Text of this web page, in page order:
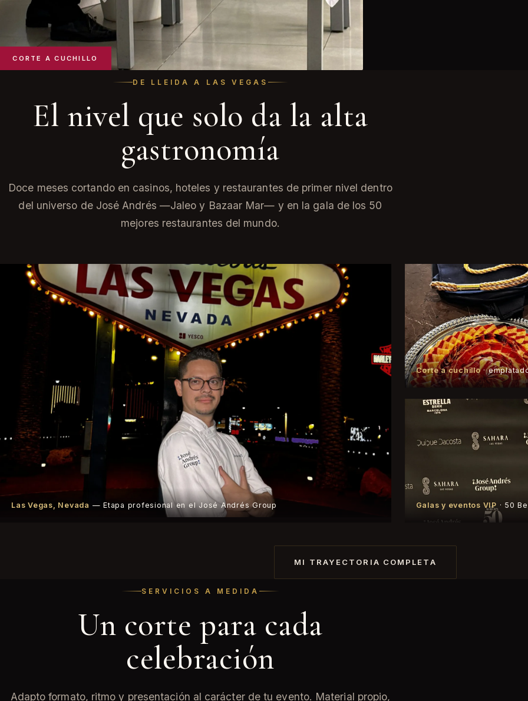
CORTE A CUCHILLO
DE LLEIDA A LAS VEGAS
El nivel que solo da la alta
gastronomía
Doce meses cortando en casinos, hoteles y restaurantes de primer nivel dentro
del universo de José Andrés —Jaleo y Bazaar Mar— y en la gala de los 50
mejores restaurantes del mundo.
Las Vegas, Nevada — Etapa profesional en el José Andrés Group
Corte a cuchillo·
Galas y eventos VIP · 50
MI TRAYECTORIA COMPLETA
SERVICIOS A MEDIDA
Un corte para cada
celebración
Adapto formato, ritmo y presentación al carácter de tu evento. Material propio,